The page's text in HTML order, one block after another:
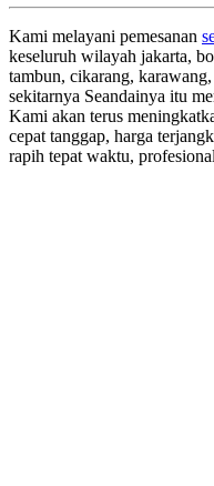
Kami melayani pemesanan
keseluruh wilayah jakarta,
tambun, cikarang,
sekitarnya Seandainya itu
Kami akan terus
cepat tanggap, harga
rapih tepat waktu,